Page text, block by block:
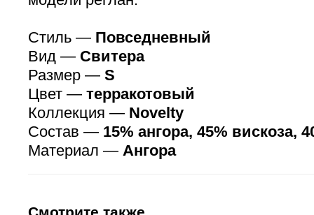
Стиль — Повседневный
Вид — Свитера
Размер — S
Цвет — терракотовый
Коллекция — Novelty
Состав — 15% ангора, 45% вискоза,
Материал — Ангора